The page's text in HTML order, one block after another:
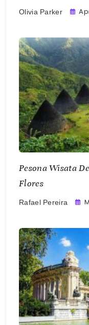
Olivia Parker
Pesona Wisata
Flores
Rafael Pereira